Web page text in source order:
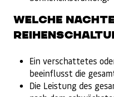
WELCHE
Ein verschattetes
beeinflusst die
Die Leistung des